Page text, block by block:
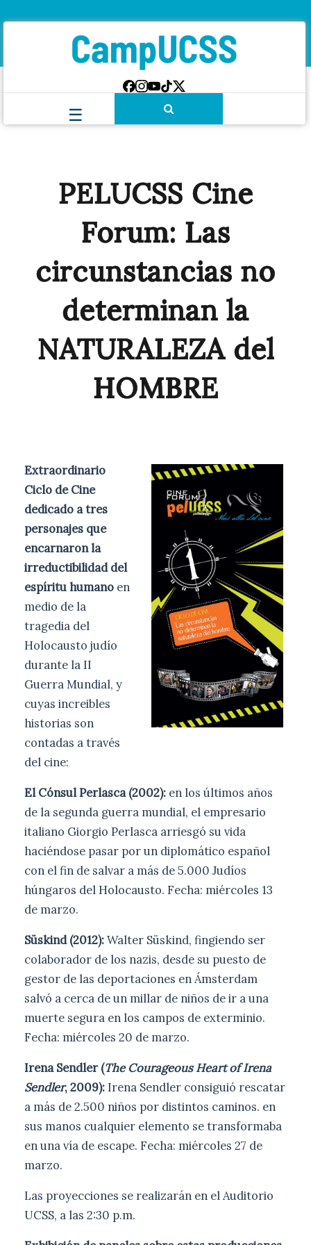
PELUCSS Cine
Forum: Las
circunstancias no
determinan la
NATURALEZA del
HOMBRE
Extraordinario
Ciclo de Cine
dedicado a tres
personajes que
encarnaron la
irreductibilidad del
espíritu humano en
medio de la
tragedia del
Holocausto judío
durante la II
Guerra Mundial, y
cuyas increibles
historias son
contadas a través
del cine:
El Cónsul Perlasca (2002): en los últimos años
de la segunda guerra mundial, el empresario
italiano Giorgio Perlasca arriesgó su vida
haciéndose pasar por un diplomático español
con el fin de salvar a más de 5.000 Judíos
húngaros del Holocausto. Fecha: miércoles 13
de marzo.
Süskind (2012):Walter Süskind, fingiendo ser
colaborador de los nazis, desde su puesto de
gestor de las deportaciones en Ámsterdam
salvó a cerca de un millar de niños de ir a una
muerte segura en los campos de exterminio.
Fecha: miércoles 20 de marzo.
Irena Sendler (The Courageous Heart of Irena
Sendler, 2009): Irena Sendler consiguió rescatar
a más de 2.500 niños por distintos caminos. en
sus manos cualquier elemento se transformaba
en una vía de escape. Fecha: miércoles 27 de
marzo.
Las proyecciones se realizarán en el Auditorio
UCSS, a las 2:30 p.m.